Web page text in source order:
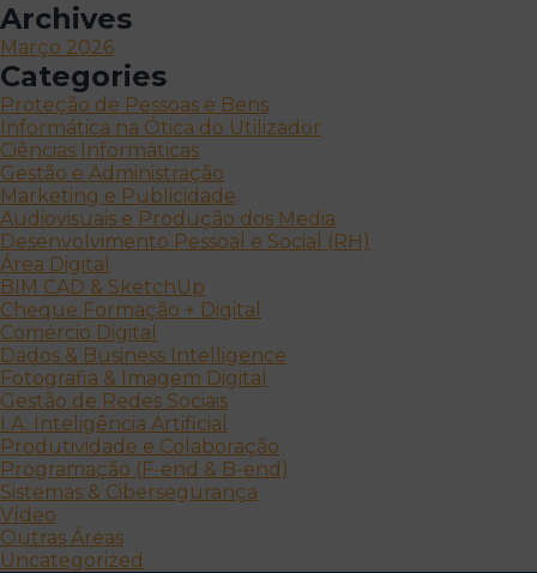
Archives
Março 2026
Categories
Proteção de Pessoas e Bens
Informática na Ótica do Utilizador
Ciências Informáticas
Gestão e Administração
Marketing e Publicidade
Audiovisuais e Produção dos Media
Desenvolvimento Pessoal e Social (RH)
Área Digital
BIM CAD & SketchUp
Cheque Formação + Digital
Comércio Digital
Dados & Business Intelligence
Fotografia & Imagem Digital
Gestão de Redes Sociais
I.A. Inteligência Artificial
Produtividade e Colaboração
Programação (F-end & B-end)
Sistemas & Cibersegurança
Vídeo
Outras Áreas
Uncategorized